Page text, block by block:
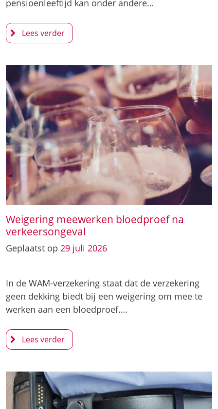
pensioenleeftijd kan onder andere…
Weigering meewerken bloedproef na
verkeersongeval
Geplaatst op 29 juli 2026
In de WAM-verzekering staat dat de verzekering
geen dekking biedt bij een weigering om mee te
werken aan een bloedproef….